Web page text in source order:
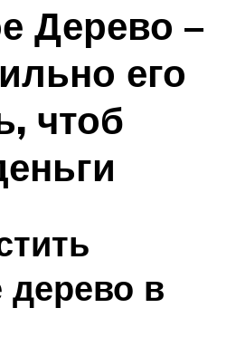
Дерево –
его
чтоб
в